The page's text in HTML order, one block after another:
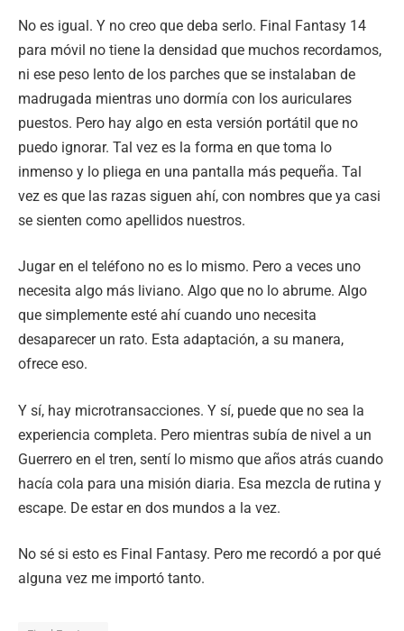
No es igual. Y no creo que deba serlo. Final Fantasy 14
para móvil no tiene la densidad que muchos recordamos,
ni ese peso lento de los parches que se instalaban de
madrugada mientras uno dormía con los auriculares
puestos. Pero hay algo en esta versión portátil que no
puedo ignorar. Tal vez es la forma en que toma lo
inmenso y lo pliega en una pantalla más pequeña. Tal
vez es que las razas siguen ahí, con nombres que ya casi
se sienten como apellidos nuestros.
Jugar en el teléfono no es lo mismo. Pero a veces uno
necesita algo más liviano. Algo que no lo abrume. Algo
que simplemente esté ahí cuando uno necesita
desaparecer un rato. Esta adaptación, a su manera,
ofrece eso.
Y sí, hay microtransacciones. Y sí, puede que no sea la
experiencia completa. Pero mientras subía de nivel a un
Guerrero en el tren, sentí lo mismo que años atrás cuando
hacía cola para una misión diaria. Esa mezcla de rutina y
escape. De estar en dos mundos a la vez.
No sé si esto es Final Fantasy. Pero me recordó a por qué
alguna vez me importó tanto.